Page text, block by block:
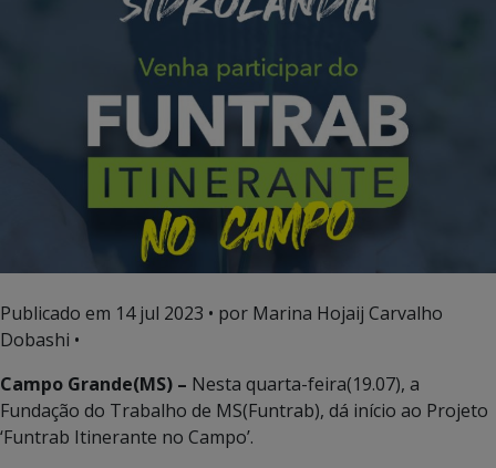
Publicado em 14 jul 2023 • por Marina Hojaij Carvalho
Dobashi •
Campo Grande(MS) – Nesta quarta-feira(19.07), a
Fundação do Trabalho de MS(Funtrab), dá início ao Projeto
‘Funtrab Itinerante no Campo’.